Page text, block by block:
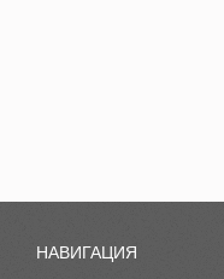
НАВИГАЦИЯ